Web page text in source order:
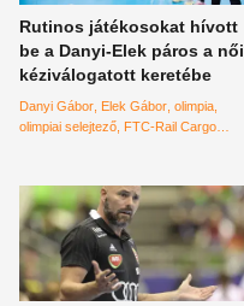
Rutinos játékosokat hívott
be a Danyi-Elek páros a női
kéziválogatott keretébe
Danyi Gábor Elek Gábor olimpia
olimpiai selejtező FTC-Rail Cargo